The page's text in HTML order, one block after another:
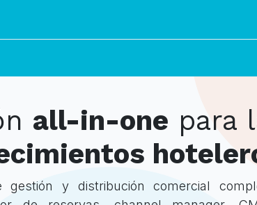
all-in-one para
y distribución comercial